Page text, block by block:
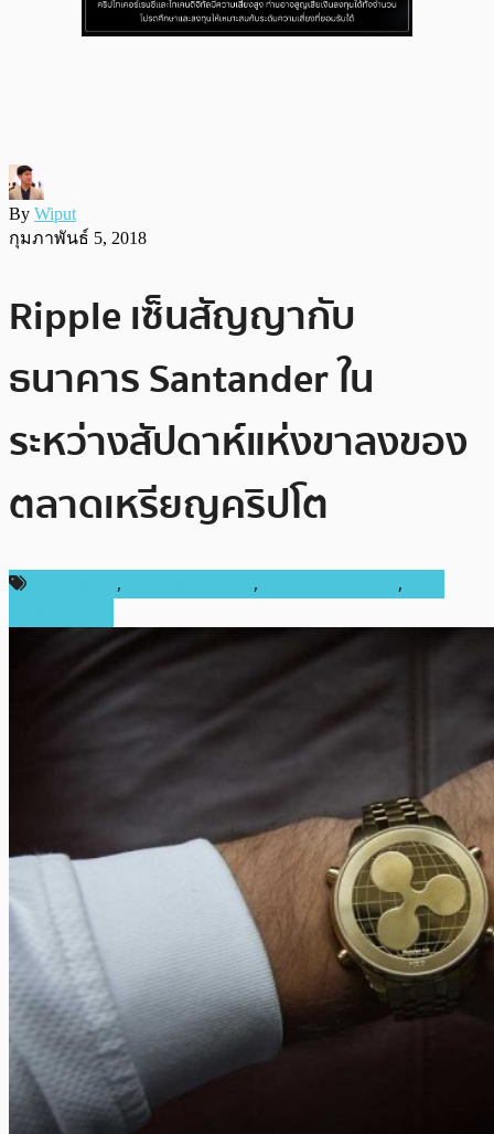
By Wiput
กุมภาพันธ์ 5, 2018
Ripple เซ็นสัญญากับ
ธนาคาร Santander ใน
ระหว่างสัปดาห์แห่งขาลงของ
ตลาดเหรียญคริปโต
, , ,